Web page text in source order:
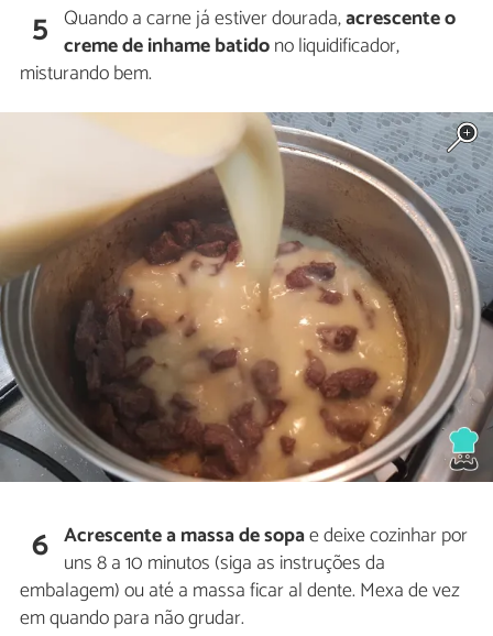
5 Quando a carne já estiver dourada,acrescente o
creme de inhame batidono liquidificador,
misturando bem.
6 Acrescente a massa de sopae deixe cozinhar por
uns 8 a 10 minutos (siga as instruções da
embalagem) ou até a massa ficar al dente. Mexa de vez
em quando para não grudar.